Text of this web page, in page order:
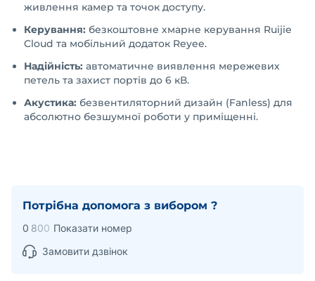
живлення камер та точок доступу.
Керування: безкоштовне хмарне керування Ruijie
Cloud та мобільний додаток Reyee.
Надійність: автоматичне виявлення мережевих
петель та захист портів до 6 кВ.
Акустика: безвентиляторний дизайн (Fanless) для
абсолютно безшумної роботи у приміщенні.
Потрібна допомога з вибором ?
0 800 Показати номер
Замовити дзвінок